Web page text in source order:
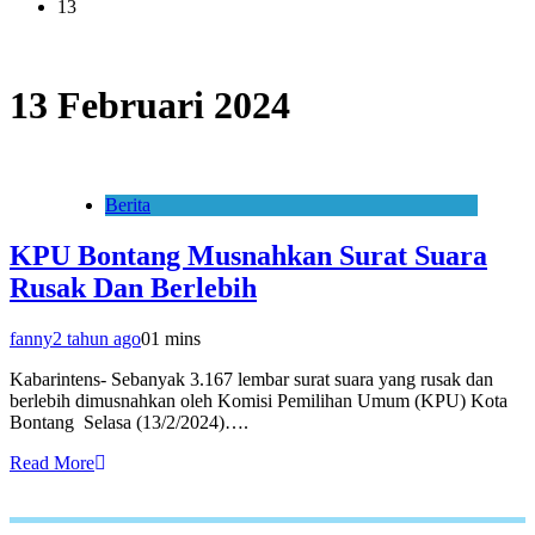
13
13 Februari 2024
Berita
KPU Bontang Musnahkan Surat Suara
Rusak Dan Berlebih
fanny2 tahun ago01 mins
Kabarintens- Sebanyak 3.167 lembar surat suara yang rusak dan
berlebih dimusnahkan oleh Komisi Pemilihan Umum (KPU) Kota
Bontang Selasa (13/2/2024)….
Read More